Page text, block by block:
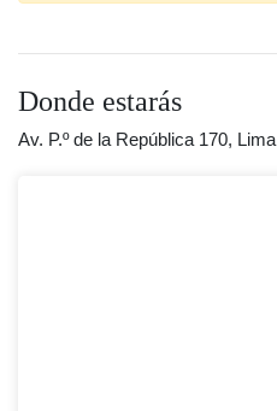
Donde estarás
Av. P.º de la República 170, Lima